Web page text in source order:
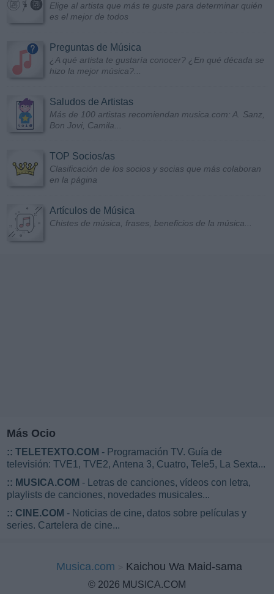
Elige al artista que más te guste para determinar quién
es el mejor de todos
Preguntas de Música
¿A qué artista te gustaría conocer? ¿En qué década se
hizo la mejor música?...
Saludos de Artistas
Más de 100 artistas recomiendan musica.com: A. Sanz,
Bon Jovi, Camila...
TOP Socios/as
Clasificación de los socios y socias que más colaboran
en la página
Artículos de Música
Chistes de música, frases, beneficios de la música...
Más Ocio
:: TELETEXTO.COM - Programación TV. Guía de
televisión: TVE1, TVE2, Antena 3, Cuatro, Tele5, La Sexta...
:: MUSICA.COM - Letras de canciones, vídeos con letra,
playlists de canciones, novedades musicales...
:: CINE.COM - Noticias de cine, datos sobre películas y
series. Cartelera de cine...
Musica.com Kaichou Wa Maid-sama
© 2026 MUSICA.COM